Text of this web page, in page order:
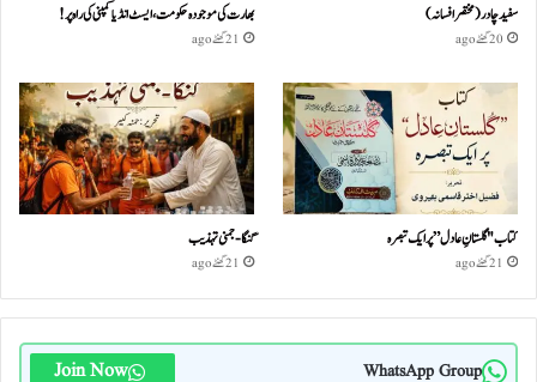
سفید چادر( مختصر افسانہ)
20 گھنٹے ago
بھارت کی موجودہ حکومت،ایسٹ انڈیا کمپنی کی راہ پر!
21 گھنٹے ago
کتاب "گلستانِ عادل” پر ایک تبصرہ
21 گھنٹے ago
گنگا-جمنی تہذیب
21 گھنٹے ago
WhatsApp Group
Join Now